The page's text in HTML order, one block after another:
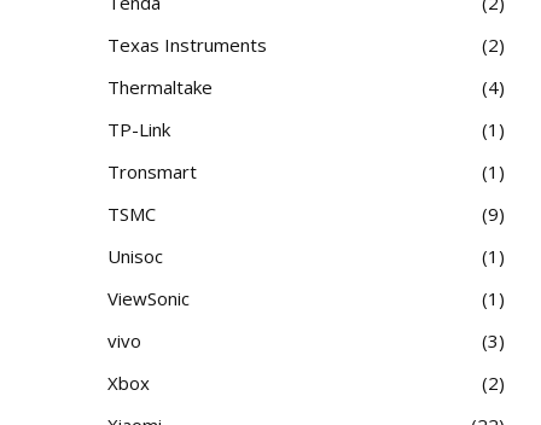
Texas Instruments
2
Thermaltake
4
TP-Link
1
Tronsmart
1
TSMC
9
Unisoc
1
ViewSonic
1
vivo
3
Xbox
2